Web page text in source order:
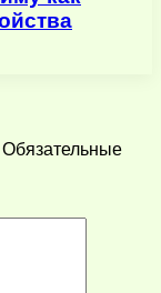
Обязательные